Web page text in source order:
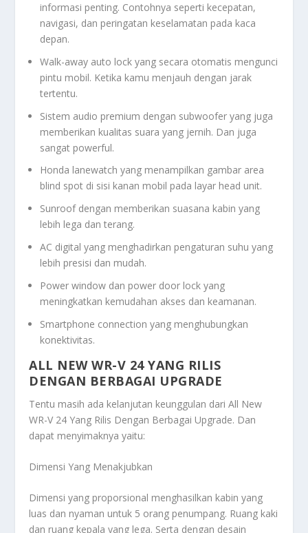
informasi penting. Contohnya seperti kecepatan,
navigasi, dan peringatan keselamatan pada kaca
depan.
Walk-away auto lock yang secara otomatis mengunci
pintu mobil. Ketika kamu menjauh dengan jarak
tertentu.
Sistem audio premium dengan subwoofer yang juga
memberikan kualitas suara yang jernih. Dan juga
sangat powerful.
Honda lanewatch yang menampilkan gambar area
blind spot di sisi kanan mobil pada layar head unit.
Sunroof dengan memberikan suasana kabin yang
lebih lega dan terang.
AC digital yang menghadirkan pengaturan suhu yang
lebih presisi dan mudah.
Power window dan power door lock yang
meningkatkan kemudahan akses dan keamanan.
Smartphone connection yang menghubungkan
konektivitas.
ALL NEW WR-V 24 YANG RILIS
DENGAN BERBAGAI UPGRADE
Tentu masih ada kelanjutan keunggulan dariAll New
WR-V 24 Yang Rilis Dengan Berbagai Upgrade. Dan
dapat menyimaknya yaitu:
Dimensi Yang Menakjubkan
Dimensi yang proporsional menghasilkan kabin yang
luas dan nyaman untuk 5 orang penumpang. Ruang kaki
dan ruang kepala yang lega. Serta dengan desain